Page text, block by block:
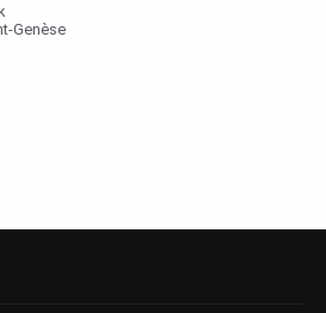
Genèse